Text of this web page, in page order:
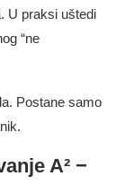
U praksi uštedi
“ne
Postane samo
A² −